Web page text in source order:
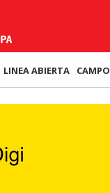
LINEA ABIERTA CAMPO